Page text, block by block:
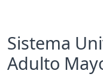
Sistema
Adulto